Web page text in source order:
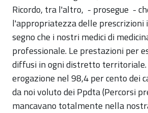
Ricordo, tra l'altro, - prosegue -
l'appropriatezza delle prescrizioni
segno che i nostri medici di
professionale. Le prestazioni per
diffusi in ogni distretto territoriale.
erogazione nel 98,4 per cento dei
da noi voluto dei Ppdta (Percorsi
mancavano totalmente nella